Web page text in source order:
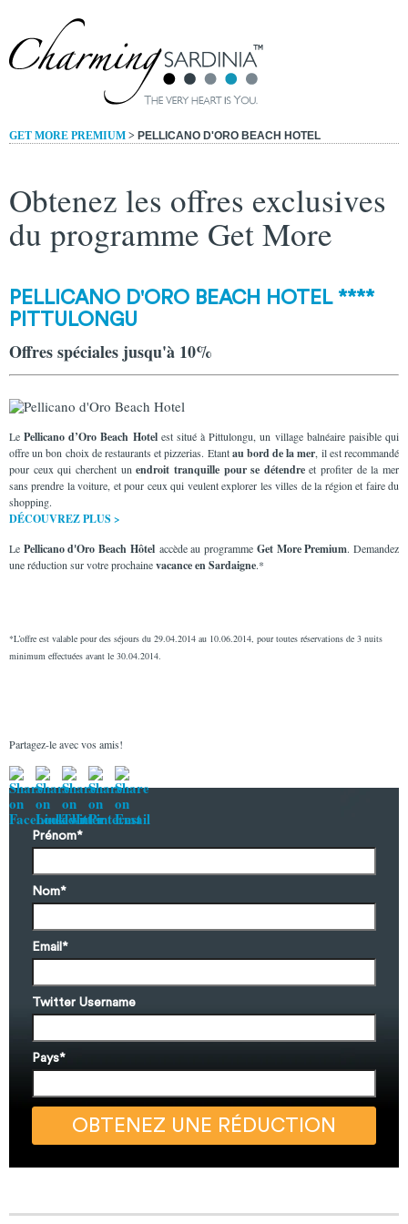
GET MORE PREMIUM > PELLICANO D'ORO BEACH HOTEL
Obtenez les offres exclusives
du programme Get More
PELLICANO D'ORO BEACH HOTEL ****
PITTULONGU
Offres spéciales jusqu'à 10%
LePellicano d’Oro Beach Hotelest situé à Pittulongu, un village balnéaire paisible qui
offre un bon choix de restaurants et pizzerias. Etantau bord de la mer, il est recommandé
pour ceux qui cherchent unendroit tranquille pour se détendreet profiter de la mer
sans prendre la voiture, et pour ceux qui veulent explorer les villes de la région et faire du
shopping.
DÉCOUVREZ PLUS >
Le Pellicano d'Oro Beach Hôtelaccède au programme Get More Premium. Demandez
une réduction sur votre prochainevacance en Sardaigne.*
*L’offre est valable pour des séjours du 29.04.2014 au 10.06.2014, pour toutes réservations de 3 nuits
minimum effectuées avant le 30.04.2014.
Partagez-le avec vos amis!
Prénom*
Nom*
Email *
Twitter Username
Pays*